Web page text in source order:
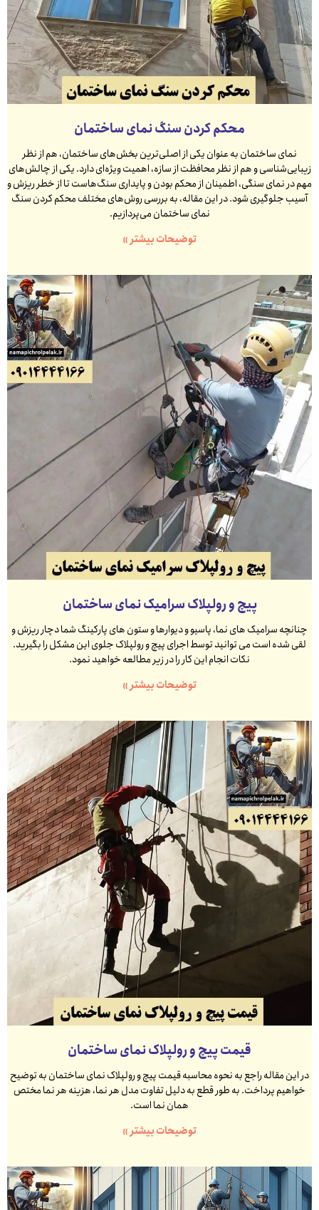
محکم کردن سنگ نمای ساختمان
نمای ساختمان به عنوان یکی از اصلی‌ترین بخش‌های ساختمان، هم از نظر
زیبایی‌شناسی و هم از نظر محافظت از سازه، اهمیت ویژه‌ای دارد. یکی از چالش‌های
مهم در نمای سنگی، اطمینان از محکم بودن و پایداری سنگ‌هاست تا از خطر ریزش و
آسیب جلوگیری شود. در این مقاله، به بررسی روش‌های مختلف محکم کردن سنگ
نمای ساختمان می‌پردازیم.
توضیحات بیشتر »
پیچ و رولپلاک سرامیک نمای ساختمان
چنانچه سرامیک های نما، پاسیو و دیوارها و ستون های پارکینگ شما دچار ریزش و
لقی شده است می توانید توسط اجرای پیچ و رولپلاک جلوی این مشکل را بگیرید.
نکات انجام این کار را در زیر مطالعه خواهید نمود.
توضیحات بیشتر »
قیمت پیچ و رولپلاک نمای ساختمان
در این مقاله راجع به نحوه محاسبه قیمت پیچ و رولپلاک نمای ساختمان به توضیح
خواهیم پرداخت. به طور قطع به دلیل تفاوت مدل هر نما، هزینه هر نما مختص
همان نما است.
توضیحات بیشتر »